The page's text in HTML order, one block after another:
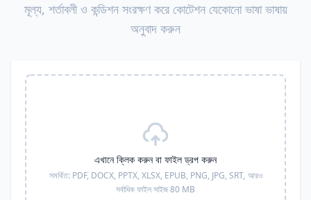
মূল্য, শর্তাবলী ও কন্ডিশন সংরক্ষণ করে কোটেশন যেকোনো ভাষা ভাষায়
অনুবাদ করুন
এখানে ক্লিক করুন বা ফাইল ড্রপ করুন
সমর্থিত: PDF, DOCX, PPTX, XLSX, EPUB, PNG, JPG, SRT, আরও
সর্বাধিক ফাইল সাইজ 80 MB